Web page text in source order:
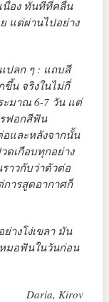
นื่อง ทันทีที่คลื่น
แต่ผ่านไปอย่าง
ปลก ๆ : แถบสี
น จริงในไม่กี่
ะมาณ 6-7 วัน แต่
ฟอกสีฟัน
และหลังจากนั้น
ดเกือบทุกอย่าง
าวกับว่าตัวต่อ
ารสูดอากาศก็
างโง่เขลา มัน
มอฟันในวันก่อน
Daria, Kirov